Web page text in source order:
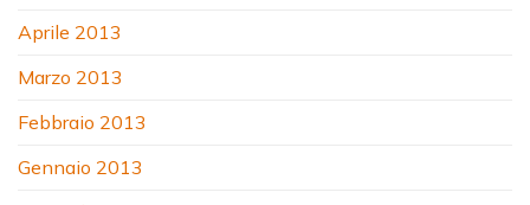
Aprile 2013
Marzo 2013
Febbraio 2013
Gennaio 2013